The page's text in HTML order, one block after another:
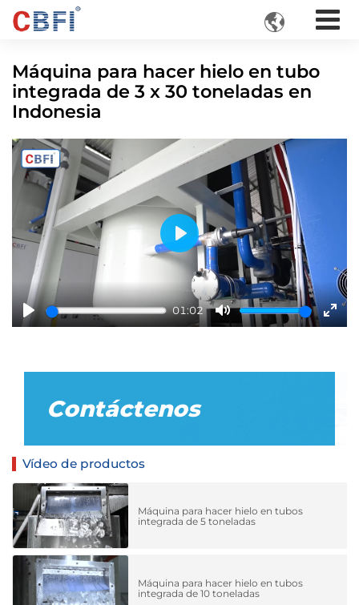

Máquina para hacer hielo en tubo
integrada de 3 x 30 toneladas en
Indonesia
Play
01:02
Mute
Play
Contáctenos
Vídeo de productos
Máquina para hacer hielo en tubos
integrada de 5 toneladas
Máquina para hacer hielo en tubos
integrada de 10 toneladas